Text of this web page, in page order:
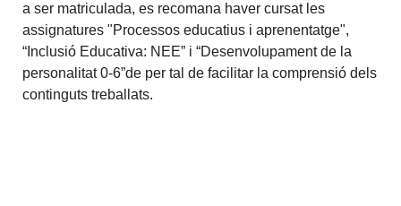
a ser matriculada, es recomana haver cursat les
assignatures "Processos educatius i aprenentatge",
“Inclusió Educativa: NEE” i “Desenvolupament de la
personalitat 0-6”de per tal de facilitar la comprensió dels
continguts treballats.